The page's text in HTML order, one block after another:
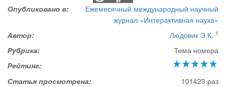
Опубликовано в:
Ежемесячный международный научный
журнал «Интерактивная наука»
Автор:
Людовик Э.К. 1
Рубрика:
Тема номера
Рейтинг:
Статья просмотрена:
101423 раз